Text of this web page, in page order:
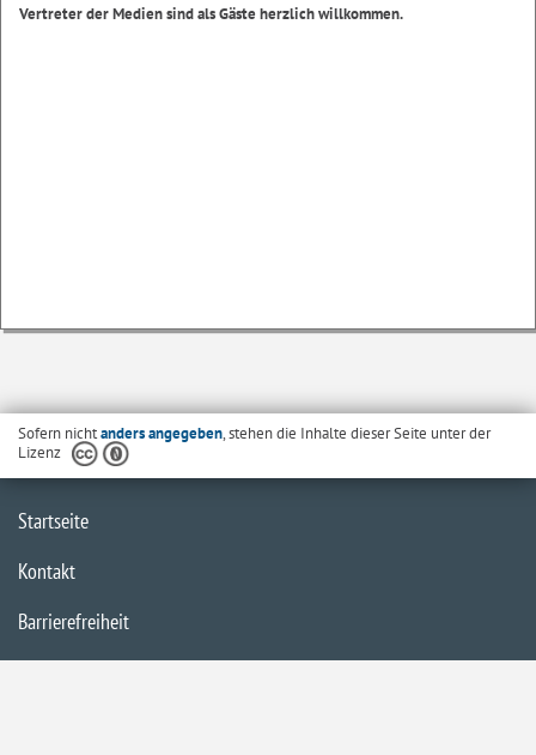
Vertreter der Medien sind als Gäste herzlich willkommen.
Sofern nichtanders angegeben, stehen die Inhalte dieser Seite unter der
Lizenz
Startseite
Kontakt
Barrierefreiheit